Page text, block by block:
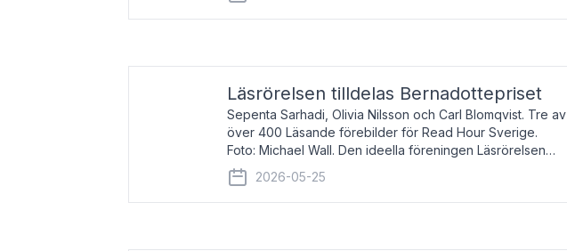
Läsrörelsen tilldelas Bernadottepriset
Sepenta Sarhadi, Olivia Nilsson och Carl Blomqvist. Tre av
över 400 Läsande förebilder för Read Hour Sverige.
Foto: Michael Wall. Den ideella föreningen Läsrörelsen
tilldelas Bernadottepriset 2026 för att den under ett kvarts
sekel gjort re
2026-05-25